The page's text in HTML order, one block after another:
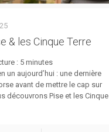
& les Cinque Terre
: 5 minutes
un aujourd’hui : une dernière
avant de mettre le cap sur
découvrons Pise et les Cinque